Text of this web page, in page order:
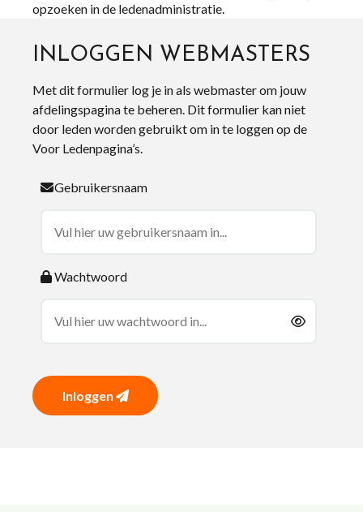
opzoeken in de ledenadministratie.
INLOGGEN WEBMASTERS
Met dit formulier log je in als webmaster om jouw
afdelingspagina te beheren. Dit formulier kan niet
door leden worden gebruikt om in te loggen op de
Voor Ledenpagina’s.
Gebruikersnaam
Wachtwoord
Inloggen